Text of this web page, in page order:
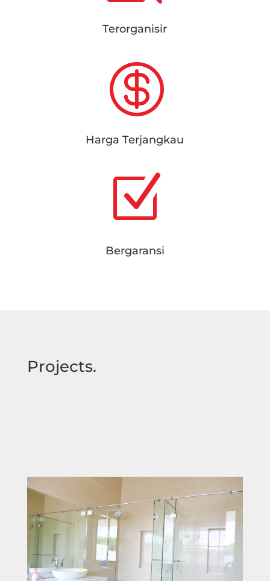
Terorganisir

Harga Terjangkau
Z
Bergaransi
Projects.